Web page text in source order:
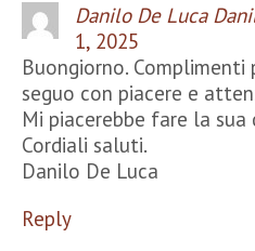
Danilo De Luca
1, 2025
Buongiorno. Complimenti
seguo con piacere e
Mi piacerebbe fare la sua
Cordiali saluti.
Danilo De Luca
Reply